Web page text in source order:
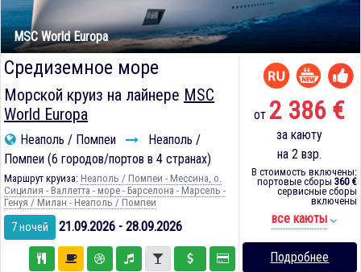
MSC World Europa
Средиземное море
Морской круиз на лайнере MSC
World Europa
Неаполь / Помпеи
Неаполь /
Помпеи (6 городов/портов в 4 странах)
Маршрут круиза: Неаполь / Помпеи - Мессина, о.
Сицилия - Валлетта - море - Барселона - Марсель -
Генуя / Милан - Неаполь / Помпеи
7 ночей 21.09.2026 - 28.09.2026
от 2 386 €
за каюту
на 2 взр.
В стоимость включены:
портовые сборы 360 €
сервисные сборы
включены
все каюты
Подробнее